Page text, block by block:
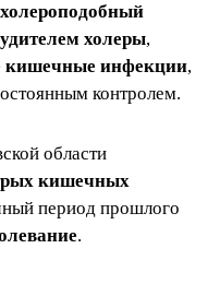
холероподобный
холеры,
кишечные инфекции,
контролем.
области
кишечных
период прошлого
.